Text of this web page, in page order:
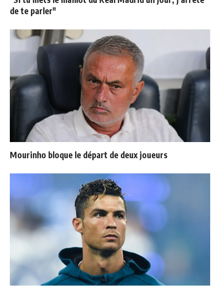
de te parler"
Mourinho bloque le départ de deux joueurs